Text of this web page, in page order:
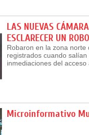
LAS NUEVAS
ESCLARECER UN ROBO
Robaron en la zona
registrados cuando
inmediaciones del acceso
Microinformativo